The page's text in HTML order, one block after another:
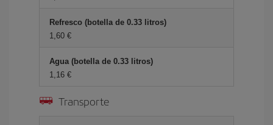
Refresco (botella de 0.33 litros)
1,60
Agua (botella de 0.33 litros)
1,16
Transporte